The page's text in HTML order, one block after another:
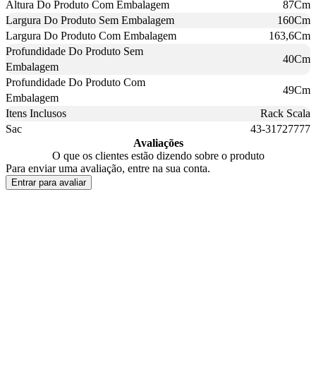
Altura Do Produto Com Embalagem
87Cm
Largura Do Produto Sem Embalagem
160Cm
Largura Do Produto Com Embalagem
163,6Cm
Profundidade Do Produto Sem
Embalagem
40Cm
Profundidade Do Produto Com
Embalagem
49Cm
Itens Inclusos
Rack Scala
Sac
43-31727777
Avaliações
O que os clientes estão dizendo sobre o produto
Para enviar uma avaliação, entre na sua conta.
Entrar para avaliar